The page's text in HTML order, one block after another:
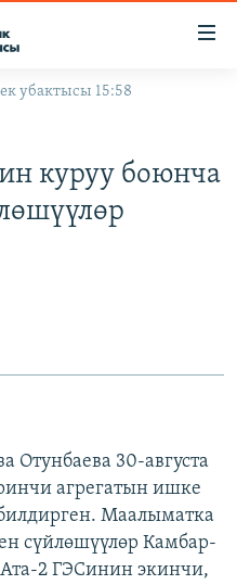
убактысы 15:58
куруу боюнча
Отунбаева 30-августа
агрегатын ишке
Маалыматка
сүйлөшүүлөр Камбар-
2 ГЭСинин экинчи,